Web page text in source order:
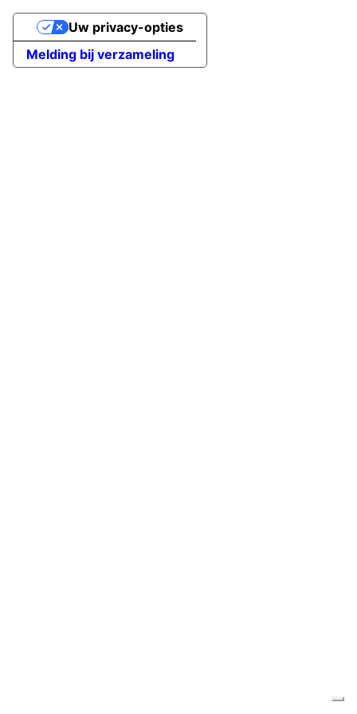
Melding bij verzameling
Uw privacy-opties